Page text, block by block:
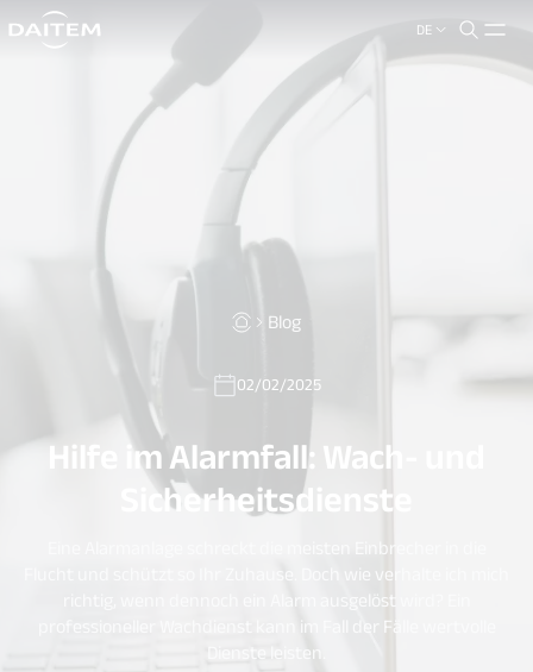
DE
search.label
close
Blog
02/02/2025
Hilfe im Alarmfall: Wach- und
Sicherheitsdienste
Eine Alarmanlage schreckt die meisten Einbrecher in die
Flucht und schützt so Ihr Zuhause. Doch wie verhalte ich mich
richtig, wenn dennoch ein Alarm ausgelöst wird? Ein
professioneller Wachdienst kann im Fall der Fälle wertvolle
Dienste leisten.